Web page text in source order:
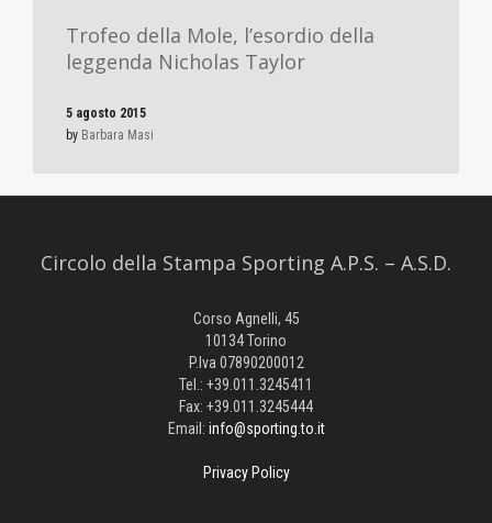
Trofeo della Mole, l’esordio della
leggenda Nicholas Taylor
5 agosto 2015
by Barbara Masi
Circolo della Stampa Sporting A.P.S. – A.S.D.
Corso Agnelli, 45
10134 Torino
P.Iva 07890200012
Tel.: +39.011.3245411
Fax: +39.011.3245444
Email: info@sporting.to.it
Privacy Policy